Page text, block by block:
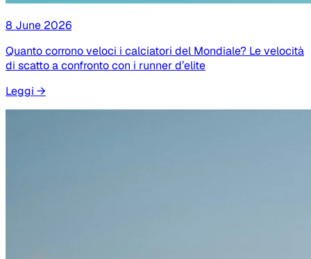
8 June 2026
Quanto corrono veloci i calciatori del Mondiale? Le velocità
di scatto a confronto con i runner d’elite
Leggi →